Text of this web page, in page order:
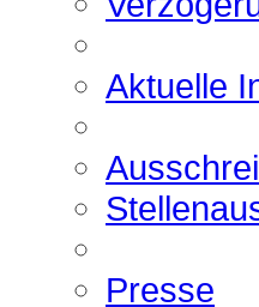
Aktuelle
Presse